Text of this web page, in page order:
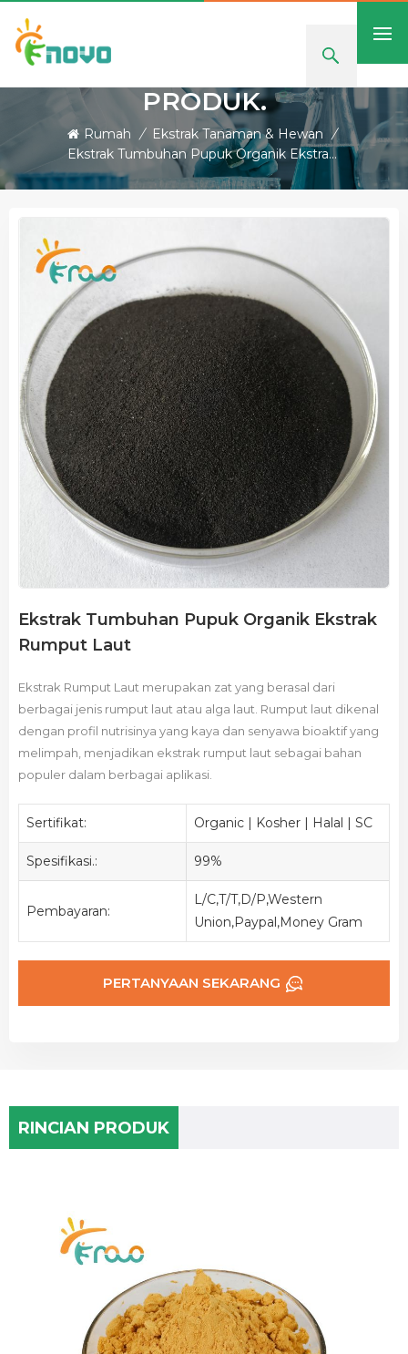
PRODUK.
Rumah / Ekstrak Tanaman & Hewan /
Ekstrak Tumbuhan Pupuk Organik Ekstrak Rumput Laut
Ekstrak Tumbuhan Pupuk Organik Ekstrak
Rumput Laut
Ekstrak Rumput Laut merupakan zat yang berasal dari
berbagai jenis rumput laut atau alga laut. Rumput laut dikenal
dengan profil nutrisinya yang kaya dan senyawa bioaktif yang
melimpah, menjadikan ekstrak rumput laut sebagai bahan
populer dalam berbagai aplikasi.
Sertifikat: Organic | Kosher | Halal | SC
Spesifikasi.: 99%
Pembayaran:
L/C,T/T,D/P,Western
Union,Paypal,Money Gram
PERTANYAAN SEKARANG
RINCIAN PRODUK